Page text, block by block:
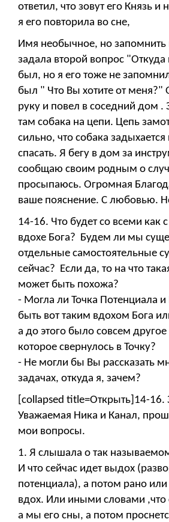
ответил, что зовут его Князь
я его повторила во сне,
Имя необычное, но запомнить
задала второй вопрос "Откуда
был, но я его тоже не
был " Что Вы хотите от меня?"
руку и повел в соседний дом .
там собака на цепи. Цепь
сильно, что собака
спасать. Я бегу в дом за
сообщаю своим родным о
просыпаюсь. Огромная
ваше пояснение. С любовью.
14-16. Что будет со всеми как
вдохе Бога? Будем ли мы
отдельные самостоятельные
сейчас? Если да, то на что
может быть похожа?
- Могла ли Точка Потенциала
быть вот таким вдохом Бога
а до этого было совсем
которое свернулось в Точку?
- Не могли бы Вы рассказать
задачах, откуда я, зачем?
[collapsed title=Открыть]14-16.
Уважаемая Ника и Канал,
мои вопросы.
1. Я слышала о так
И что сейчас идет выдох
потенциала), а потом рано
вдох. Или иными словами ,что
а мы его сны, а потом